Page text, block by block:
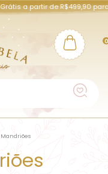
a partir de R$499,90 para
Mandriões